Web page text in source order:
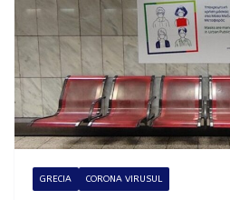
GRECIA CORONA VIRUSUL